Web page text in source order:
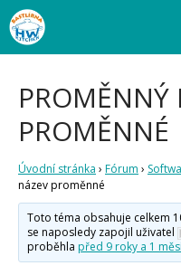
Webový magazín o
elektroniky zábavnou
PROMĚNNÝ
PROMĚNNÉ
Úvodní stránka › Fórum ›
název proměnné
Toto téma obsahuje celkem
se naposledy zapojil uživatel
proběhla před 9 roky a 1